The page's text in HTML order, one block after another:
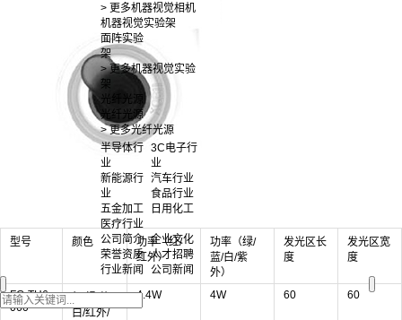
> 更多机器视觉相机
机器视觉实验架
面阵实验
架
> 更多机器视觉实验
架
光纤光源
光纤光源
> 更多光纤光源
半导体行
业
3C电子行
业
新能源行
业
汽车行业
食品行业
五金加工
日用化工
医疗行业
公司简介 企业文化
荣誉资质 人才招聘
行业新闻
公司新闻
型号 颜色
功率（红/
红外）
功率（绿/
蓝/白/紫
外）
发光区长
度
发光区宽
度
FG-TH6
060
白/红外/
4.4W 4W 60 60